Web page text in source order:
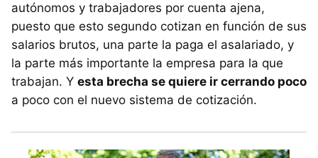
autónomos y trabajadores por cuenta ajena,
puesto que esto segundo cotizan en función de sus
salarios brutos, una parte la paga el asalariado, y
la parte más importante la empresa para la que
trabajan. Y esta brecha se quiere ir cerrando poco
a poco con el nuevo sistema de cotización.